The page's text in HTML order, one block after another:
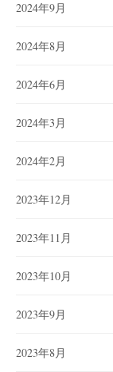
2024年9月
2024年8月
2024年6月
2024年3月
2024年2月
2023年12月
2023年11月
2023年10月
2023年9月
2023年8月